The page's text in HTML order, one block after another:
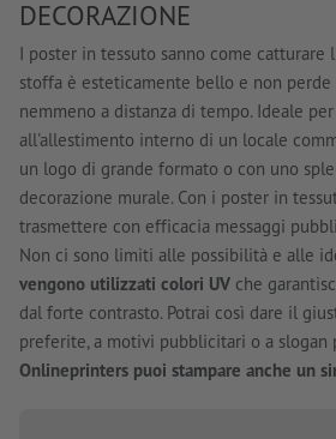
DECORAZIONE
I poster in tessuto sanno come catturare
stoffa è esteticamente bello e non
nemmeno a distanza di tempo. Ideale
all'allestimento interno di un locale
un logo di grande formato o con uno
decorazione murale. Con i poster in
trasmettere con efficacia messaggi
Non ci sono limiti alle possibilità e alle
vengono utilizzati colori UV che
dal forte contrasto. Potrai così dare il
preferite, a motivi pubblicitari o a slogan
Onlineprinters puoi stampare anche un